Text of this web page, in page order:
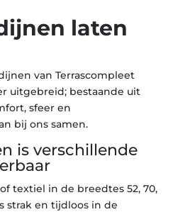
laten
van Terrascompleet
uitgebreid; bestaande uit
sfeer en
bij ons samen.
is verschillende
textiel in de breedtes 52, 70,
strak en tijdloos in de